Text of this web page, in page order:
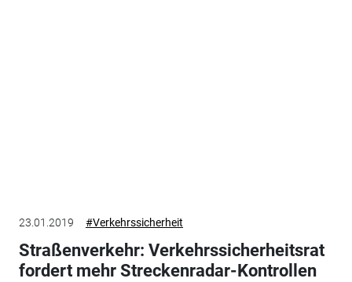
23.01.2019 #Verkehrssicherheit
Straßenverkehr: Verkehrssicherheitsrat
fordert mehr Streckenradar-Kontrollen